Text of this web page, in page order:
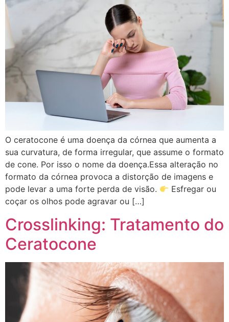
O ceratocone é uma doença da córnea que aumenta a
sua curvatura, de forma irregular, que assume o formato
de cone. Por isso o nome da doença.Essa alteração no
formato da córnea provoca a distorção de imagens e
pode levar a uma forte perda de visão.
Esfregar ou
coçar os olhos pode agravar ou […]
Crosslinking: Tratamento do
Ceratocone